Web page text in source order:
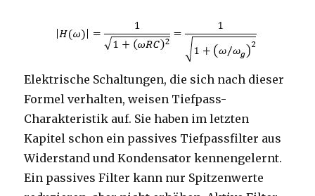
Elektrische Schaltungen, die sich nach dieser
Formel verhalten, weisen Tiefpass-
Charakteristik auf. Sie haben im letzten
Kapitel schon ein passives Tiefpassfilter aus
Widerstand und Kondensator kennengelernt.
Ein passives Filter kann nur Spitzenwerte